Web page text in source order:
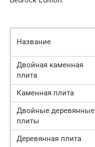
Название
Двойная каменная
плита
Каменная плита
Двойные деревянные
плиты
Деревянная плита